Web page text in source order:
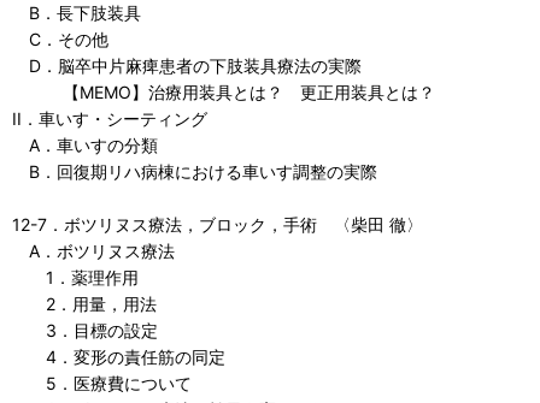
B．長下肢装具
C．その他
D．脳卒中片麻痺患者の下肢装具療法の実際
【MEMO】治療用装具とは？ 更正用装具とは？
II．車いす・シーティング
A．車いすの分類
B．回復期リハ病棟における車いす調整の実際
12-7．ボツリヌス療法，ブロック，手術 〈柴田 徹〉
A．ボツリヌス療法
1．薬理作用
2．用量，用法
3．目標の設定
4．変形の責任筋の同定
5．医療費について